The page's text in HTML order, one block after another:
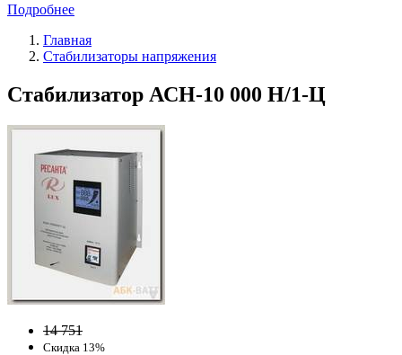
Подробнее
Главная
Стабилизаторы напряжения
Стабилизатор АСН-10 000 Н/1-Ц
14 751
Скидка 13%